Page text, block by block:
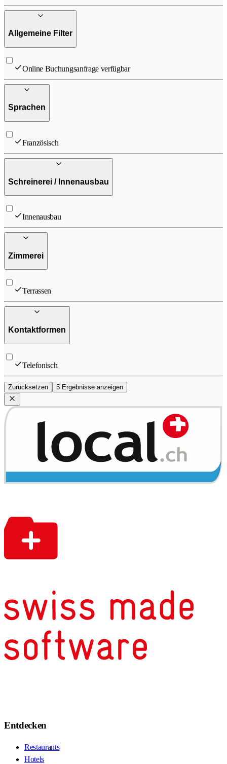
Allgemeine Filter
Online Buchungsanfrage verfügbar
Sprachen
Französisch
Schreinerei / Innenausbau
Innenausbau
Zimmerei
Terrassen
Kontaktformen
Telefonisch
Zurücksetzen 5 Ergebnisse anzeigen
Entdecken
Restaurants
Hotels